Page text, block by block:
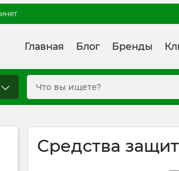
Главная Блог Бренды
Средства